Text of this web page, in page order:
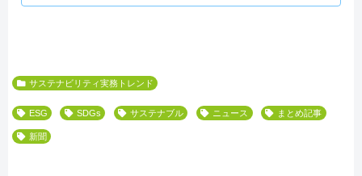
サステナビリティ実務トレンド
ESG SDGs サステナブル ニュース まとめ記事
新聞